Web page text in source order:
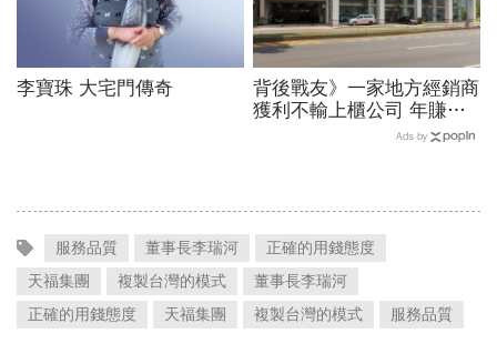
李寶珠 大宅門傳奇
背後戰友》一家地方經銷商
獲利不輸上櫃公司 年賺一
百億！揭祕和泰「賣車幫」
Ads by
服務品質 董事長李瑞河
正確的用錢態度
天福集團
複製台灣的模式
董事長李瑞河
正確的用錢態度
天福集團 複製台灣的模式 服務品質